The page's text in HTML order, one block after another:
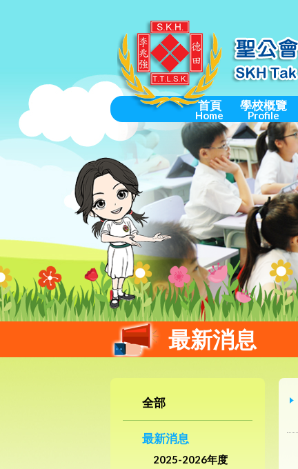
首頁
Home
學校概覽
Profile
最新消息
全部
最新消息
2025-2026年度